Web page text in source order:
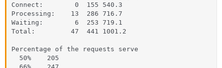
Connect:        0  155 540.3
Processing:    13  286 716.7
Waiting:        6  253 719.1
Total:         47  441 1001.2
Percentage of the requests serve
  50%    205
  66%    247